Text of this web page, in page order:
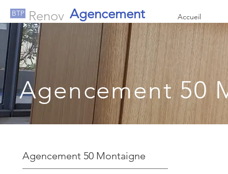
BTP Renov Agencement Accueil
Agencement 50
Agencement 50 Montaigne